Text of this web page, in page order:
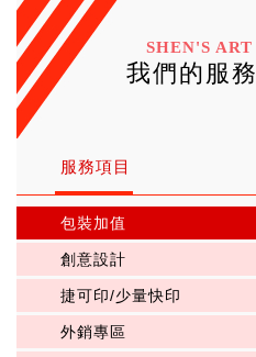
SHEN'S ART
我們的服務
服務項目
包裝加值
創意設計
捷可印/少量快印
外銷專區